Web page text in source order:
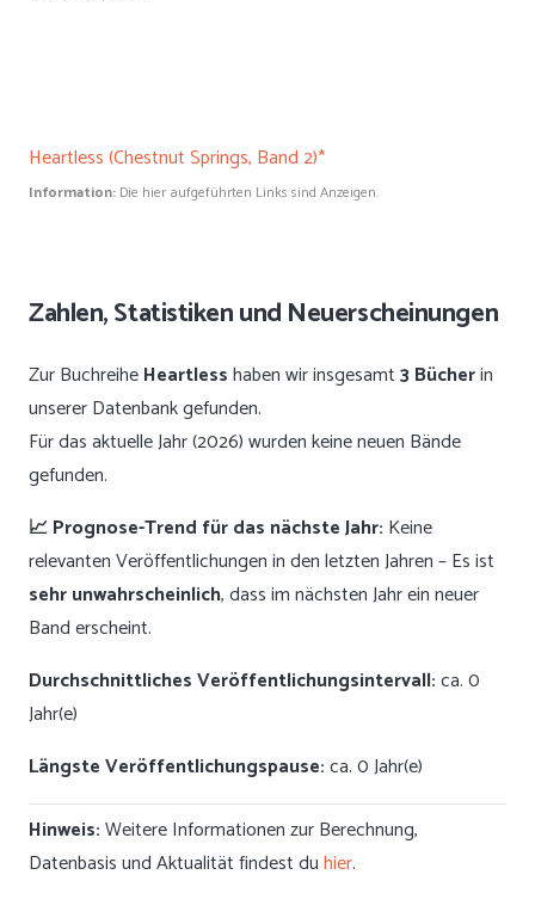
Heartless (Chestnut Springs, Band 2)*
Information: Die hier aufgeführten Links sind Anzeigen.
Zahlen, Statistiken und Neuerscheinungen
Zur BuchreiheHeartlesshaben wir insgesamt3 Bücherin
unserer Datenbank gefunden.
Für das aktuelle Jahr (2026) wurden keine neuen Bände
gefunden.
📈 Prognose-Trend für das nächste Jahr: Keine
relevanten Veröffentlichungen in den letzten Jahren – Es ist
sehr unwahrscheinlich, dass im nächsten Jahr ein neuer
Band erscheint.
Durchschnittliches Veröffentlichungsintervall:ca. 0
Jahr(e)
Längste Veröffentlichungspause:ca. 0 Jahr(e)
Hinweis:Weitere Informationen zur Berechnung,
Datenbasis und Aktualität findest duhier.